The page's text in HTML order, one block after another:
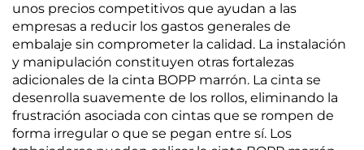
unos precios competitivos que ayudan a las
empresas a reducir los gastos generales de
embalaje sin comprometer la calidad. La instalación
y manipulación constituyen otras fortalezas
adicionales de la cinta BOPP marrón. La cinta se
desenrolla suavemente de los rollos, eliminando la
frustración asociada con cintas que se rompen de
forma irregular o que se pegan entre sí. Los